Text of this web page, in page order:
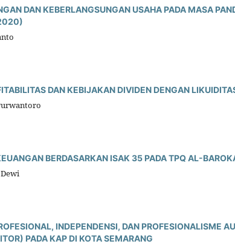
DAN KEBERLANGSUNGAN USAHA PADA MASA
DAN KEBIJAKAN DIVIDEN DENGAN
BERDASARKAN ISAK 35 PADA TPQ AL-
INDEPENDENSI, DAN PROFESIONALISME
PADA KAP DI KOTA SEMARANG